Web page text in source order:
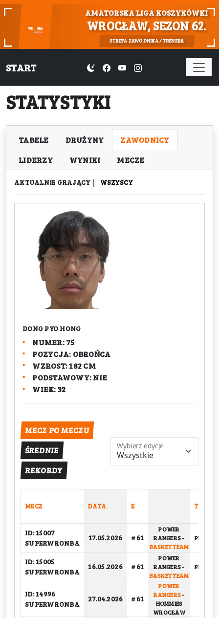
AMATORSKA LIGA KOSZYKÓWKI
WROCŁAW, SEZON 62.
STREFA ZAWODNIKA / TRENERA
START
STATYSTYKI
TABELE DRUŻYNY
ZAWODNICY
LIDERZY
WYNIKI MECZE
AKTUALNIE GRAJĄCY | WSZYSCY
DONG PYO HONG
NUMER: 75
POZYCJA: OBROŃCA
WZROST: 182 CM
PODSTAWOWY: NIE
WIEK: 32
MECZ PO MECZU
ŚREDNIE
REKORDY
Wybierz edycje
MECZ DATA E TYP
ID: 15007
SUPERWRONBA
17.05.2026 # 61
POWER
RANGERS-
BASKET TEAM
PLAY-
ID: 15005
SUPERWRONBA
16.05.2026 # 61
POWER
RANGERS-
BASKET TEAM
PLAY-
ID: 14996
SUPERWRONBA
27.04.2026 # 61
POWER
RANGERS-
HOMMIES
WROCŁAW